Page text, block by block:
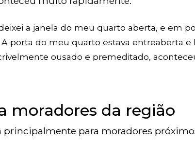
a janela do meu quarto aberta, e em
porta do meu quarto estava entreaberta e
ousado e premeditado,
moradores da região
principalmente para moradores